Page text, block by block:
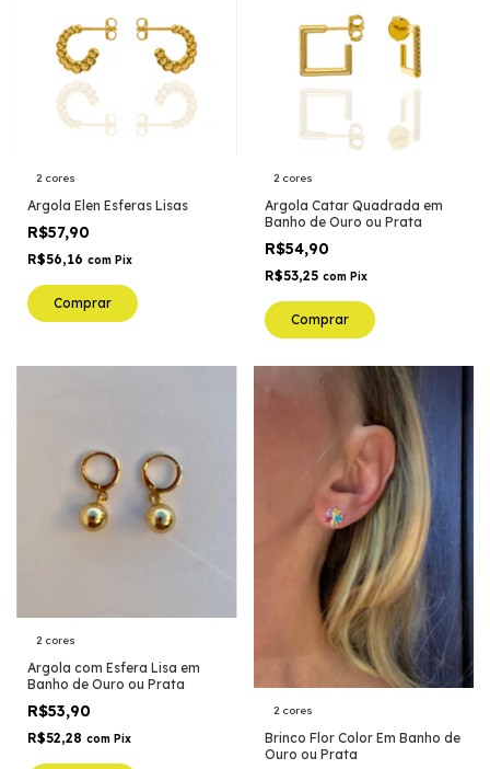
2 cores
Argola Elen Esferas Lisas
R$57,90
R$56,16 com Pix
Comprar
2 cores
Argola Catar Quadrada em
Banho de Ouro ou Prata
R$54,90
R$53,25 com Pix
Comprar
2 cores
Argola com Esfera Lisa em
Banho de Ouro ou Prata
R$53,90
R$52,28 com Pix
2 cores
Brinco Flor Color Em Banho de
Ouro ou Prata